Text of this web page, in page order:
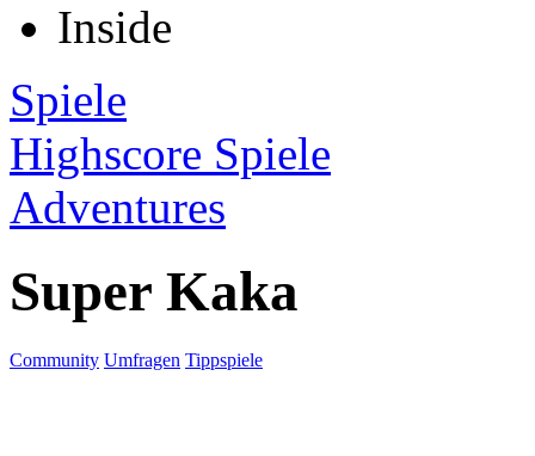
Inside
Spiele
Highscore Spiele
Adventures
Super Kaka
Community Umfragen Tippspiele